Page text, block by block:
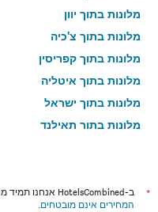
מלונות בתוך יוון
מלונות בתוך צ'כיה
מלונות בתוך קפריסין
מלונות בתוך איטליה
מלונות בתוך ישראל
מלונות בתוך תאילנד
*
ב-HotelsCombined אנחנו תמיד מנסים לקבל ולהציג תמחור מדויק, עם זאת,
המחירים אינם מובטחים.